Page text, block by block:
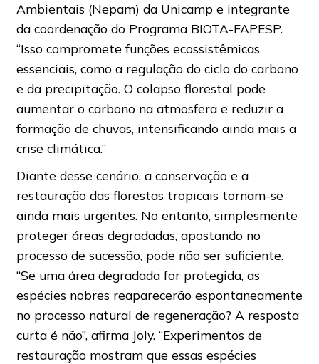
Ambientais (Nepam) da Unicamp e integrante
da coordenação do Programa BIOTA-FAPESP.
“Isso compromete funções ecossistêmicas
essenciais, como a regulação do ciclo do carbono
e da precipitação. O colapso florestal pode
aumentar o carbono na atmosfera e reduzir a
formação de chuvas, intensificando ainda mais a
crise climática.”
Diante desse cenário, a conservação e a
restauração das florestas tropicais tornam-se
ainda mais urgentes. No entanto, simplesmente
proteger áreas degradadas, apostando no
processo de sucessão, pode não ser suficiente.
“Se uma área degradada for protegida, as
espécies nobres reaparecerão espontaneamente
no processo natural de regeneração? A resposta
curta é não”, afirma Joly. “Experimentos de
restauração mostram que essas espécies